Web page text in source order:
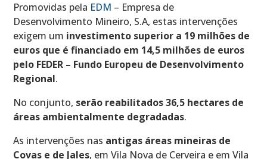
Promovidas pela EDM – Empresa de
Desenvolvimento Mineiro, S.A, estas intervenções
exigem um investimento superior a 19 milhões de
euros que é financiado em 14,5 milhões de euros
pelo FEDER – Fundo Europeu de Desenvolvimento
Regional.
No conjunto, serão reabilitados 36,5 hectares de
áreas ambientalmente degradadas.
As intervenções nas antigas áreas mineiras de
Covas e de Jales, em Vila Nova de Cerveira e em Vila